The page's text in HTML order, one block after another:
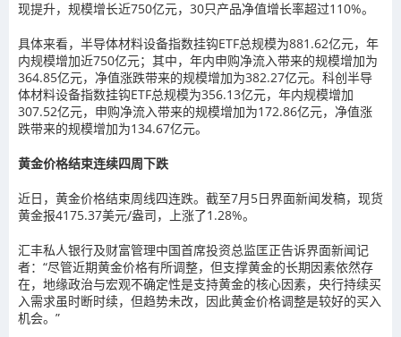
现提升，规模增长近750亿元，30只产品净值增长率超过110%。
具体来看，半导体材料设备指数挂钩ETF总规模为881.62亿元，年
内规模增加近750亿元；其中，年内申购净流入带来的规模增加为
364.85亿元，净值涨跌带来的规模增加为382.27亿元。科创半导
体材料设备指数挂钩ETF总规模为356.13亿元，年内规模增加
307.52亿元，申购净流入带来的规模增加为172.86亿元，净值涨
跌带来的规模增加为134.67亿元。
黄金价格结束连续四周下跌
近日，黄金价格结束周线四连跌。截至7月5日界面新闻发稿，现货
黄金报4175.37美元/盎司，上涨了1.28%。
汇丰私人银行及财富管理中国首席投资总监匡正告诉界面新闻记
者：“尽管近期黄金价格有所调整，但支撑黄金的长期因素依然存
在，地缘政治与宏观不确定性是支持黄金的核心因素，央行持续买
入需求虽时断时续，但趋势未改，因此黄金价格调整是较好的买入
机会。”